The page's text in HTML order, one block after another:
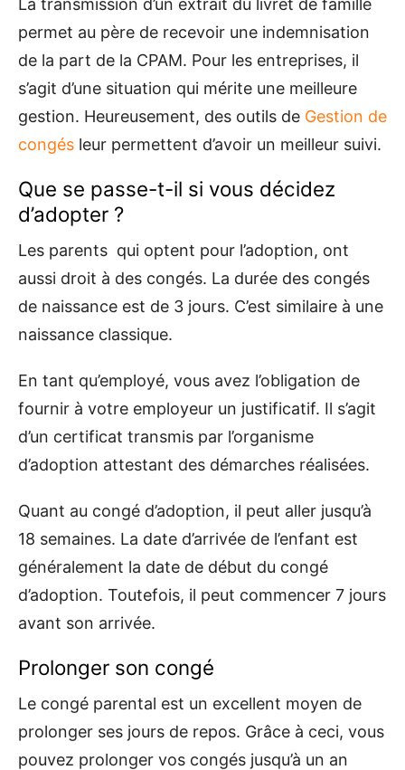
permet au père de recevoir une indemnisation
de la part de la CPAM. Pour les entreprises, il
s’agit d’une situation qui mérite une meilleure
gestion. Heureusement, des outils de Gestion de
congés leur permettent d’avoir un meilleur suivi.
Que se passe-t-il si vous décidez
d’adopter ?
Les parents qui optent pour l’adoption, ont
aussi droit à des congés. La durée des congés
de naissance est de 3 jours. C’est similaire à une
naissance classique.
En tant qu’employé, vous avez l’obligation de
fournir à votre employeur un justificatif. Il s’agit
d’un certificat transmis par l’organisme
d’adoption attestant des démarches réalisées.
Quant au congé d’adoption, il peut aller jusqu’à
18 semaines. La date d’arrivée de l’enfant est
généralement la date de début du congé
d’adoption. Toutefois, il peut commencer 7 jours
avant son arrivée.
Prolonger son congé
Le congé parental est un excellent moyen de
prolonger ses jours de repos. Grâce à ceci, vous
pouvez prolonger vos congés jusqu’à un an